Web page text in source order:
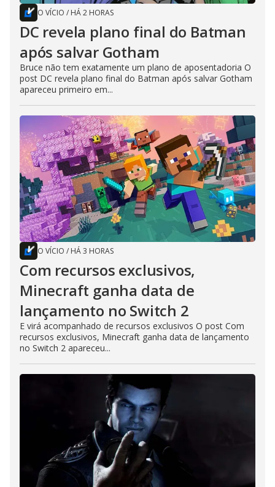
O VÍCIO / HÁ 2 HORAS
DC revela plano final do Batman
após salvar Gotham
Bruce não tem exatamente um plano de aposentadoria O
post DC revela plano final do Batman após salvar Gotham
apareceu primeiro em...
O VÍCIO / HÁ 3 HORAS
Com recursos exclusivos,
Minecraft ganha data de
lançamento no Switch 2
E virá acompanhado de recursos exclusivos O post Com
recursos exclusivos, Minecraft ganha data de lançamento
no Switch 2 apareceu...